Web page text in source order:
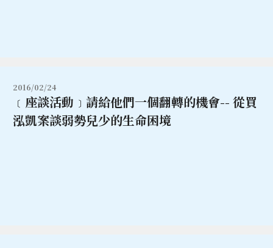
2016/02/24
﹝座談活動﹞請給他們一個翻轉的機會-- 從買
泓凱案談弱勢兒少的生命困境